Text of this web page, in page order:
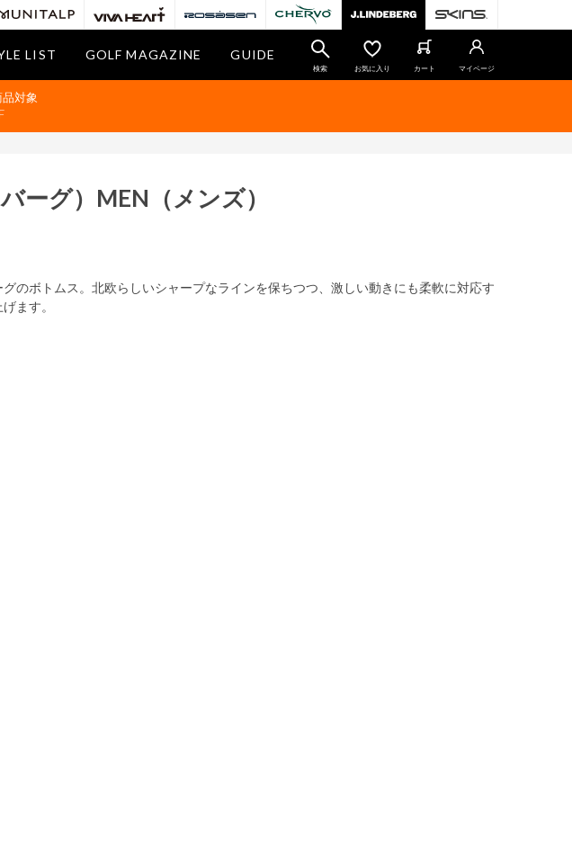
LIST GOLF MAGAZINE GUIDE
検索 お気に入り カート マイページ
品対象
ーグ） MEN （メンズ）
のボトムス。北欧らしいシャープなラインを保ちつつ、激しい動きにも柔軟に対応す
ます。